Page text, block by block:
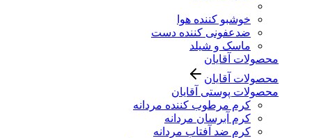
خوشبو کننده هوا
ضدعفونی کننده دست
ماسک و شیلد
محصولات آقایان
محصولات آقایان
محصولات پوستی آقایان
کرم مرطوب کننده مردانه
کرم آبرسان مردانه
کرم ضد آفتاب مردانه